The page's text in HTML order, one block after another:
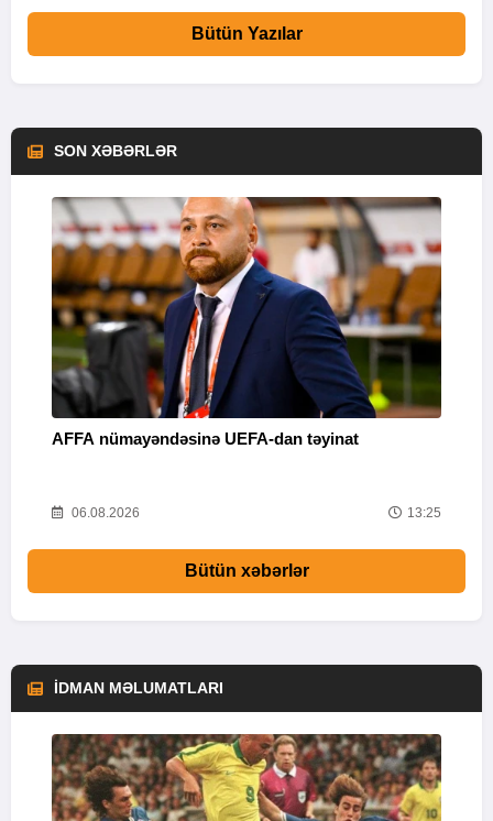
Bütün Yazılar
SON XƏBƏRLƏR
AFFA nümayəndəsinə UEFA-dan təyinat
06.08.2026 13:25
Bütün xəbərlər
İDMAN MƏLUMATLARI